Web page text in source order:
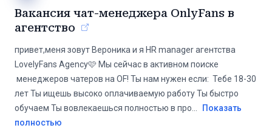
Вакансия чат-менеджера OnlyFans в
агентство
привет,меня зовут Вероника и я HR manager агентства
LovelyFans Agency🩷 Мы сейчас в активном поиске
менеджеров чатеров на OF! Ты нам нужен если: Тебе 18-30
лет Ты ищешь высоко оплачиваемую работу Ты быстро
обучаем Ты вовлекаешься полностью в про
Показать
полностью